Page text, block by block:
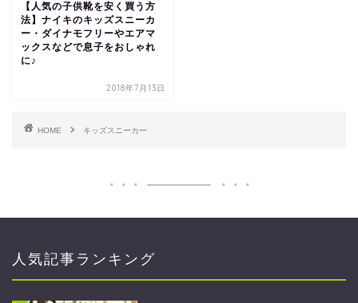
【人気の子供靴を安く買う方
法】ナイキのキッズスニーカ
ー・ダイナモフリーやエアマ
ックスなどで息子をおしゃれ
に♪
2018年7月13日
HOME キッズスニーカー
人気記事ランキング